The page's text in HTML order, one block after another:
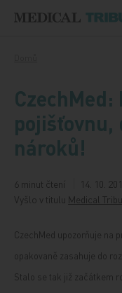
pojišťovnu,
nároků!
6 minut čtení 14. 10.
Vyšlo v titulu Medical
CzechMed upozorňuje na
opakovaně zasahuje do
Stalo se tak již začátkem